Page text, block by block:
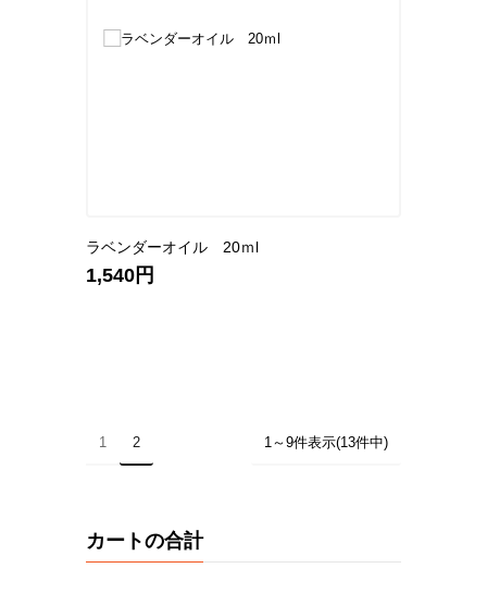
ラベンダーオイル 20ｍl
1,540円
1 2 1～9件表示(13件中)
カートの合計